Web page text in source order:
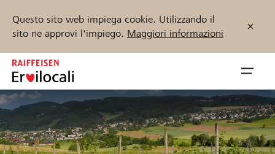
Questo sito web impiega cookie. Utilizzando il
sito ne approvi l'impiego. Maggiori informazioni
Zum
Inhalt
springen
öffnen
Inizia ora